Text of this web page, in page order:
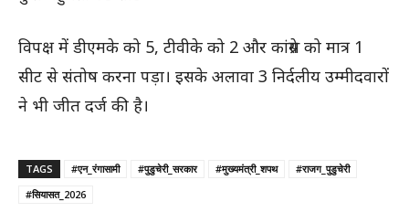
विपक्ष में डीएमके को 5, टीवीके को 2 और कांग्रेस को मात्र 1
सीट से संतोष करना पड़ा। इसके अलावा 3 निर्दलीय उम्मीदवारों
ने भी जीत दर्ज की है।
TAGS #एन_रंगासामी #पुडुचेरी_सरकार #मुख्यमंत्री_शपथ
#राजग_पुडुचेरी
#सियासत_2026